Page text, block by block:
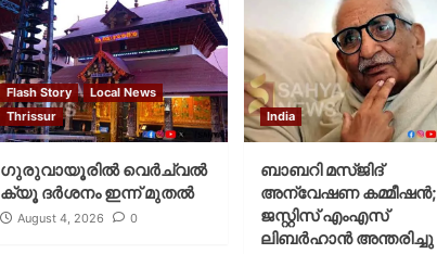
Flash Story
Local News
Thrissur
ഗുരുവായൂരില്‍ വെര്‍ച്വല്‍
ക്യൂ ദര്‍ശനം ഇന്ന് മുതല്‍
August 4, 2026 0
India
ബാബറി മസ്ജിദ്
അന്വേഷണ കമ്മീഷന്‍;
ജസ്റ്റിസ് എംഎസ്
ലിബര്‍ഹാന്‍ അന്തരിച്ചു